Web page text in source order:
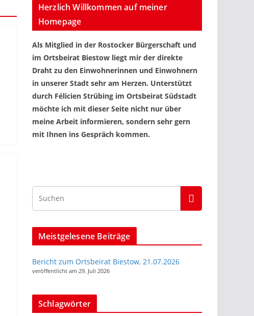
Herzlich Willkommen auf meiner
Homepage
Als Mitglied in der Rostocker Bürgerschaft und
im Ortsbeirat Biestow liegt mir der direkte
Draht zu den Einwohnerinnen und Einwohnern
in unserer Stadt sehr am Herzen. Unterstützt
durch Félicien Strübing im Ortsbeirat Südstadt
möchte ich mit dieser Seite nicht nur über
meine Arbeit informieren, sondern sehr gern
mit Ihnen ins Gespräch kommen.
Meistgelesene Beiträge
Bericht zum Ortsbeirat Biestow, 21.07.2026
veröffentlicht am 29. Juli 2026
Schlagwörter